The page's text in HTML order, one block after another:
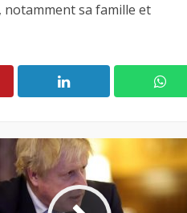
notamment sa famille et